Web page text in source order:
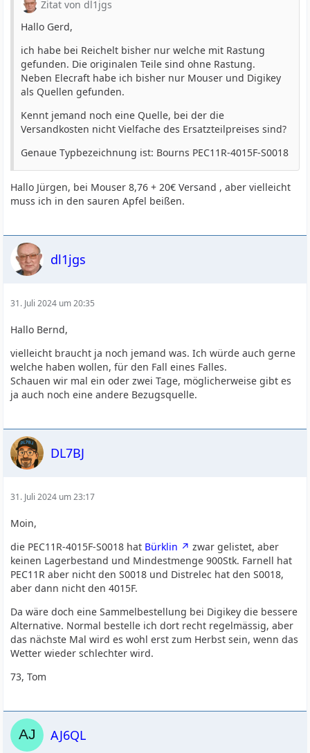
Zitat von dl1jgs
Hallo Gerd,
ich habe bei Reichelt bisher nur welche mit Rastung
gefunden. Die originalen Teile sind ohne Rastung.
Neben Elecraft habe ich bisher nur Mouser und Digikey
als Quellen gefunden.
Kennt jemand noch eine Quelle, bei der die
Versandkosten nicht Vielfache des Ersatzteilpreises sind?
Genaue Typbezeichnung ist: Bourns PEC11R-4015F-S0018
Hallo Jürgen, bei Mouser 8,76 + 20€ Versand , aber vielleicht
muss ich in den sauren Apfel beißen.
dl1jgs
31. Juli 2024 um 20:35
Hallo Bernd,
vielleicht braucht ja noch jemand was. Ich würde auch gerne
welche haben wollen, für den Fall eines Falles.
Schauen wir mal ein oder zwei Tage, möglicherweise gibt es
ja auch noch eine andere Bezugsquelle.
DL7BJ
31. Juli 2024 um 23:17
Moin,
die PEC11R-4015F-S0018 hat Bürklin
zwar gelistet, aber
keinen Lagerbestand und Mindestmenge 900Stk. Farnell hat
PEC11R aber nicht den S0018 und Distrelec hat den S0018,
aber dann nicht den 4015F.
Da wäre doch eine Sammelbestellung bei Digikey die bessere
Alternative. Normal bestelle ich dort recht regelmässig, aber
das nächste Mal wird es wohl erst zum Herbst sein, wenn das
Wetter wieder schlechter wird.
73, Tom
AJ6QL